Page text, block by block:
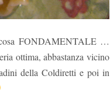
cosa FONDAMENTALE …
ottima, abbastanza vicino
della Coldiretti e poi in